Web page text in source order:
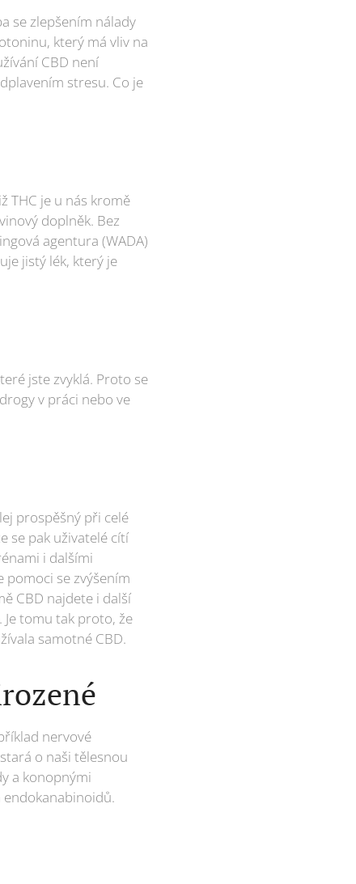
se zlepšením nálady
který má vliv na
CBD není
stresu. Co je
THC je u nás kromě
doplněk. Bez
agentura (WADA)
jistý lék, který je
jste zvyklá. Proto se
v práci nebo ve
prospěšný při celé
se pak uživatelé cítí
i dalšími
pomoci se zvýšením
CBD najdete i další
Je tomu tak proto, že
samotné CBD.
nervové
o naši tělesnou
a konopnými